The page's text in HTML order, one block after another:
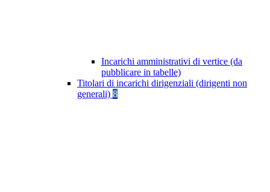
Incarichi amministrativi di vertice (da
pubblicare in tabelle)
Titolari di incarichi dirigenziali (dirigenti non
generali) 8